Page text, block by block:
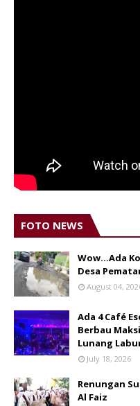
FOTO NEWS
Wow...Ada
Desa
August 04,
Ada 4 Café
Berbau
Lunang
July 18, 2026
Renungan
Al Faiz